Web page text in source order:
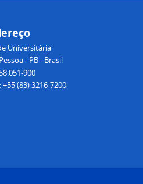
Universitária
- PB - Brasil
900
+55 (83) 3216-7200